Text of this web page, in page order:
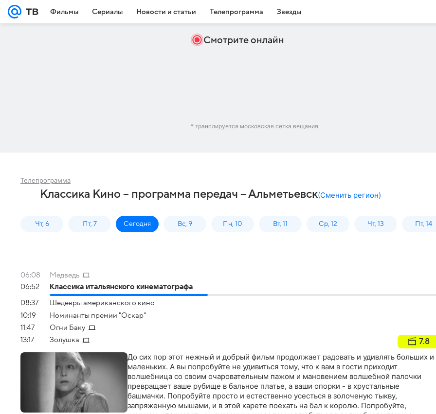
Фильмы Сериалы Новости и статьи Телепрограмма Звезды
Смотрите онлайн
* транслируется московская сетка вещания
Телепрограмма
Классика Кино – программа передач – Альметьевск(Сменить регион)
Чт, 6 Пт, 7 Сегодня Вс, 9 Пн, 10 Вт, 11 Ср, 12 Чт, 13 Пт, 14
06:08
Медведь
06:52
Классика итальянского кинематографа
08:37
Шедевры американского кино
10:19
Номинанты премии "Оскар"
11:47
Огни Баку
13:17
Золушка 7.8
До сих пор этот нежный и добрый фильм продолжает радовать и удивлять больших и
маленьких. А вы попробуйте не удивиться тому, что к вам в гости приходит
волшебница со своим очаровательным пажом и мановением волшебной палочки
превращает ваше рубище в бальное платье, а ваши опорки - в хрустальные
башмачки. Попробуйте просто и естественно усесться в золоченую тыкву,
запряженную мышами, и в этой карете поехать на бал к королю. Попробуйте,